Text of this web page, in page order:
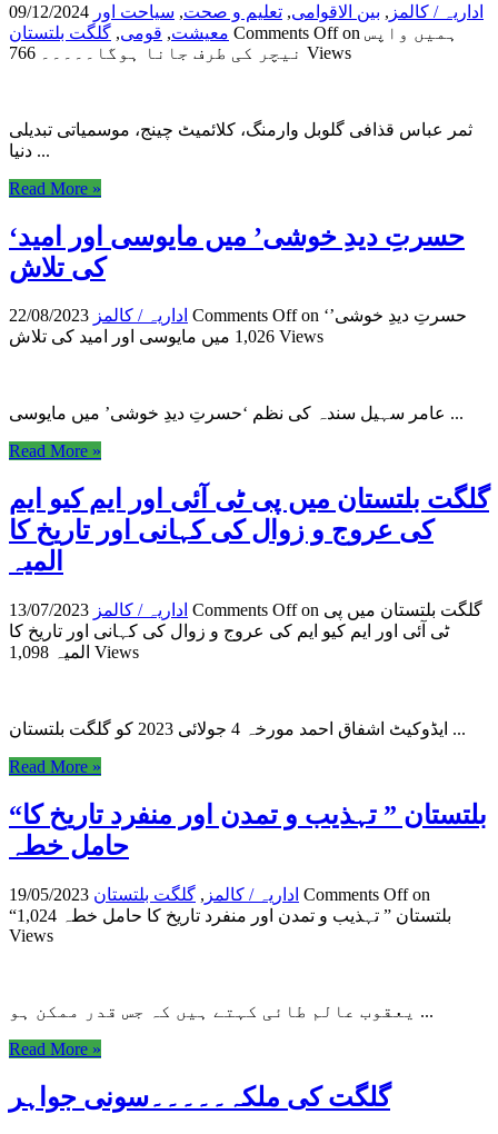
09/12/2024 اداریہ / کالمز , بین الاقوامی, تعلیم و صحت, سیاحت اور
معیشت, قومی, گلگت بلتستان Comments Offon ہمیں واپس
نیچر کی طرف جانا ہوگا۔۔۔۔۔ 766 Views
ثمر عباس قذافی گلوبل وارمنگ، کلائمیٹ چینج، موسمیاتی تبدیلی
دنیا ...
Read More »
‘حسرتِ دیدِ خوشی’ میں مایوسی اور امید
22/08/2023 اداریہ / کالمز Comments Offon ‘حسرتِ دیدِ خوشی’
1,026 Views
عامر سہیل سندہ کی نظم ‘حسرتِ دیدِ خوشی’ میں مایوسی ...
Read More »
گلگت بلتستان میں پی ٹی آئی اور ایم کیو ایم
کی عروج و زوال کی کہانی اور تاریخ کا
المیہ
13/07/2023 اداریہ / کالمز Comments Offon گلگت بلتستان میں پی
ٹی آئی اور ایم کیو ایم کی عروج و زوال کی کہانی اور تاریخ کا
المیہ 1,098 Views
ایڈوکیٹ اشفاق احمد مورخہ 4 جولائی 2023 کو گلگت بلتستان ...
Read More »
“بلتستان ” تہذیب و تمدن اور منفرد تاریخ کا
حامل خطہ
19/05/2023 اداریہ / کالمز , گلگت بلتستان Comments Offon
“بلتستان ” تہذیب و تمدن اور منفرد تاریخ کا حامل خطہ
1,024
Views
یعقوب عالم طائی کہتے ہیں کہ جس قدر ممکن ہو ...
Read More »
گلگت کی ملکہ۔۔۔۔۔سونی جواہر